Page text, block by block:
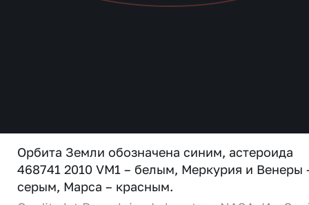
Орбита Земли обозначена синим, астероида
468741 2010 VM1 – белым, Меркурия и Венеры
серым, Марса – красным.